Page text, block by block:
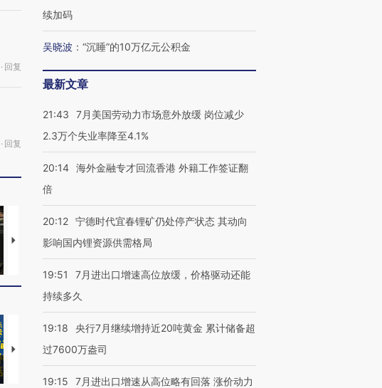
· 回复
· 回复
马航飞行员跨国走私7万
视线｜被称为“蟑螂”的印
【推广】走进第四届链博
会，让数智科技“链”接产
【特别呈现】寻找100种
有意思的生活方式·第三对
CFO：不靠规模取胜，华
住三大增长引擎是什么？
续加码
吴晓波 ： “沉睡”的10万亿元公积金
最新文章
21:43
7月美国劳动力市场意外放缓 岗位减少
2.3万个失业率降至4.1%
20:14 海外金融专才回流香港 外籍工作签证翻
倍
20:12 宁德时代宜春锂矿仍处停产状态 其动向
影响国内锂资源供需格局
19:51
7月进出口增速高位放缓，价格驱动还能
持续多久
19:18
央行7月继续增持近20吨黄金 累计储备超
过7600万盎司
19:15
7月进出口增速从高位略有回落 涨价动力